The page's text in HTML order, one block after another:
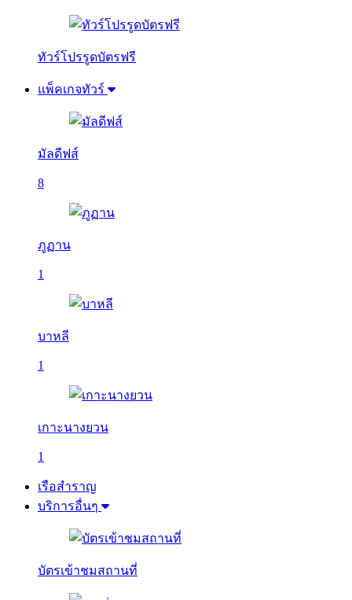
ทัวร์โปรรูดบัตรฟรี
แพ็คเกจทัวร์
มัลดีฟส์
8
ภูฏาน
1
บาหลี
1
เกาะนางยวน
1
เรือสำราญ
บริการอื่นๆ
บัตรเข้าชมสถานที่